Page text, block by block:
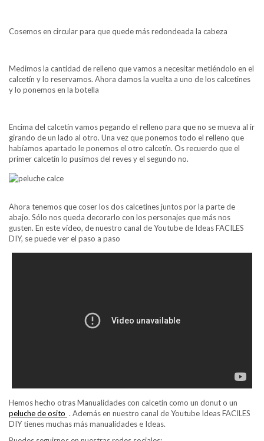
Cosemos en circular para que quede más redondeada la cabeza
Medimos la cantidad de relleno que vamos a necesitar metiéndolo en el
calcetín y lo reservamos. Ahora damos la vuelta a uno de los calcetines
y lo ponemos en la botella
Encima del calcetín vamos pegando el relleno para que no se mueva al ir
girando de un lado al otro. Una vez que ponemos todo el relleno que
habíamos apartado le ponemos el otro calcetín. Os recuerdo que el
primer calcetín lo pusimos del reves y el segundo no.
Ahora tenemos que coser los dos calcetines juntos por la parte de
abajo. Sólo nos queda decorarlo con los personajes que más nos
gusten. En este vídeo, de nuestro canal de Youtube de Ideas FACILES
DIY, se puede ver el paso a paso
Hemos hecho otras Manualidades con calcetín como un donut o un
peluche de osito . Además en nuestro canal de Youtube Ideas FACILES
DIY tienes muchas más manualidades e Ideas.